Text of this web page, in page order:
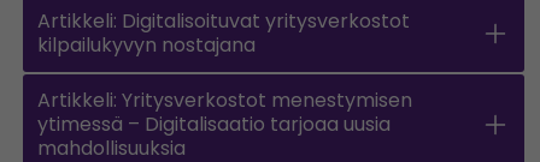
Artikkeli: Digitalisoituvat yritysverkostot
kilpailukyvyn nostajana
Artikkeli: Yritysverkostot menestymisen
ytimessä – Digitalisaatio tarjoaa uusia
mahdollisuuksia